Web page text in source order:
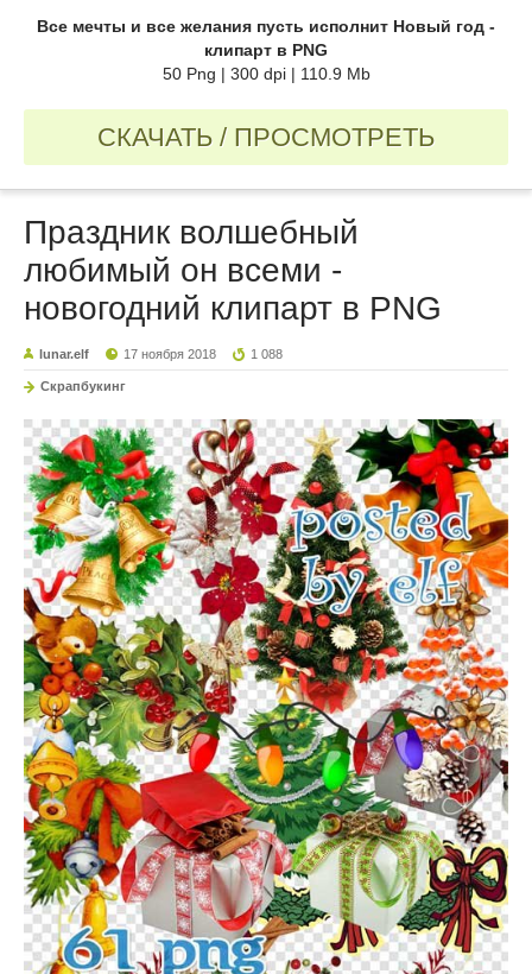
Все мечты и все желания пусть исполнит Новый год -
клипарт в PNG
50 Png | 300 dpi | 110.9 Mb
СКАЧАТЬ / ПРОСМОТРЕТЬ
Праздник волшебный
любимый он всеми -
новогодний клипарт в PNG
lunar.elf 17 ноября 2018 1 088
Скрапбукинг